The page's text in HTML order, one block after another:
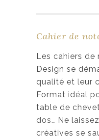
r
i
x
i
n
i
t
i
a
i
x
a
c
t
u
e
l
Cahier de
Les cahiers de
Design se
qualité et leur
Format idéal
table de
dos… Ne
créatives se